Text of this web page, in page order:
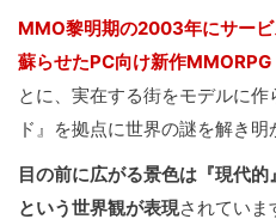
MMO黎明期の2003年にサー
蘇らせたPC向け新作MMORPG
とに、実在する街をモデルに
ド』を拠点に世界の謎を解き明
目の前に広がる景色は『現代
という世界観が表現されていま